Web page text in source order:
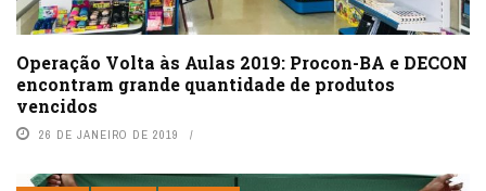
Operação Volta às Aulas 2019: Procon-BA e DECON
encontram grande quantidade de produtos
vencidos
26 DE JANEIRO DE 2019